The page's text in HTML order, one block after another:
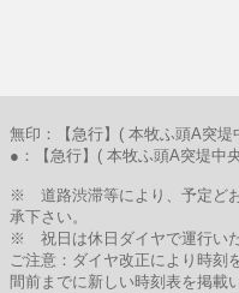
無印：【急行】( 本牧ふ頭A突堤
●：【急行】( 本牧ふ頭A突堤中
※ 道路渋滞等により、予定ど
承下さい。
※ 祝日は休日ダイヤで運行いた
ご注意：ダイヤ改正により時刻
間前までに新しい時刻表を掲載